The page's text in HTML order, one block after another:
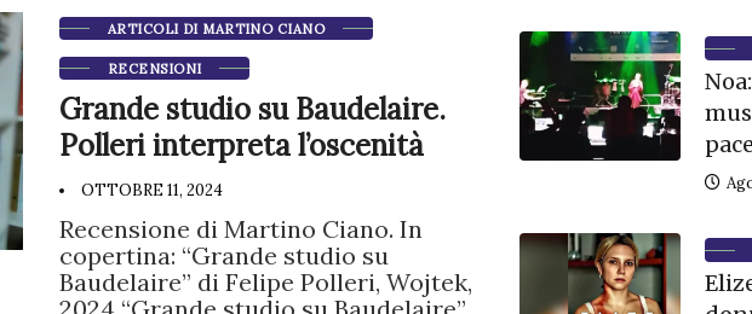
ARTICOLI DI MARTINO CIANO
RECENSIONI
Grande studio su Baudelaire.
Polleri interpreta l’oscenità
OTTOBRE 11, 2024
Recensione di Martino Ciano. In
copertina: “Grande studio su
Baudelaire” di Felipe Polleri, Wojtek,
pace